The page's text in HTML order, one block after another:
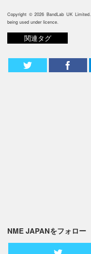
Copyright © 2026 BandLab UK
being used under licence.
関連タグ
NME JAPANをフォロー